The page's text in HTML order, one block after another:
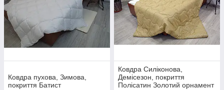
Ковдра пухова, Зимова,
покриття Батист
Ковдра Силіконова,
Демісезон, покриття
Полісатин Золотий орнамент